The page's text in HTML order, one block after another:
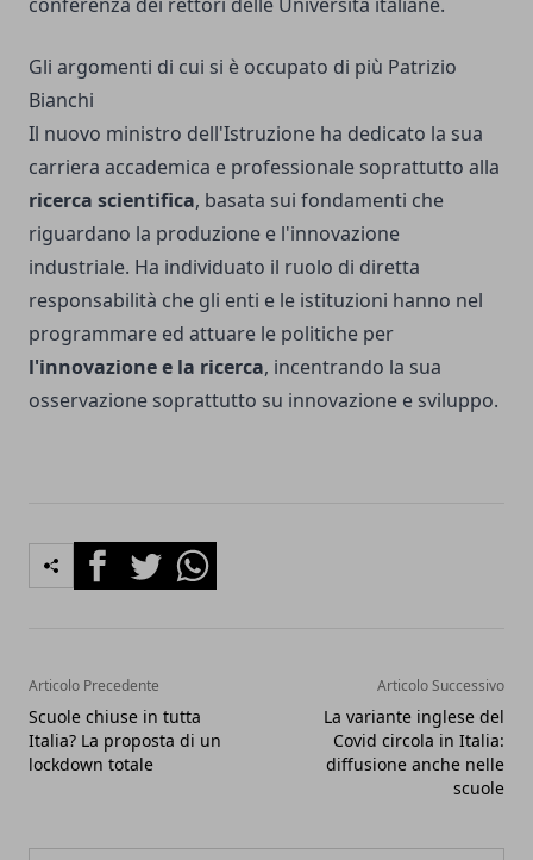
Gli argomenti di cui si è occupato di più Patrizio
Bianchi
Il nuovo ministro dell'Istruzione ha dedicato la sua
carriera accademica e professionale soprattutto alla
ricerca scientifica, basata sui fondamenti che
riguardano la produzione e l'innovazione
industriale. Ha individuato il ruolo di diretta
responsabilità che gli enti e le istituzioni hanno nel
programmare ed attuare le politiche per
l'innovazione e la ricerca, incentrando la sua
osservazione soprattutto su innovazione e sviluppo.
FacebookTwitterWhatsapp
Articolo Precedente
Scuole chiuse in tutta
Italia? La proposta di un
lockdown totale
Articolo Successivo
La variante inglese del
Covid circola in Italia:
diffusione anche nelle
scuole